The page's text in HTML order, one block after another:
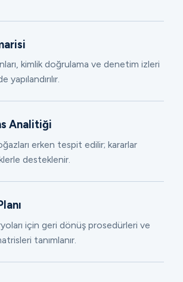
kimlik doğrulama ve denetim izleri
Analitiği
erken tespit edilir; kararlar
desteklenir.
için geri dönüş prosedürleri ve
tanımlanır.